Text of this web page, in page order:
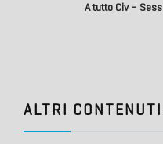
A tutto Civ –
ALTRI CONTENUTI